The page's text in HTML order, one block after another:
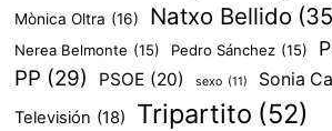
Mònica Oltra (16) Natxo Bellido
Nerea Belmonte (15) Pedro Sánchez (15)
PP (29) PSOE (20) sexo (11) Sonia
Televisión (18) Tripartito (52)